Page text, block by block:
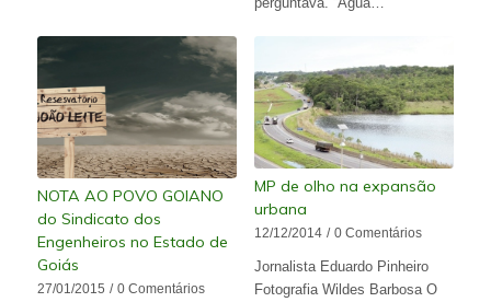
NOTA AO POVO GOIANO
do Sindicato dos
Engenheiros no Estado de
Goiás
27/01/2015 / 0 Comentários
MP de olho na expansão
urbana
12/12/2014 / 0 Comentários
Jornalista Eduardo Pinheiro
Fotografia Wildes Barbosa O